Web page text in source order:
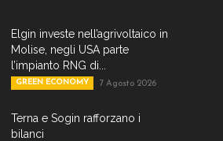
Elgin investe nell’agrivoltaico in
Molise, negli USA parte
l’impianto RNG di...
GREEN ECONOMY 7 Agosto 2026
Terna e Sogin rafforzano i
bilanci